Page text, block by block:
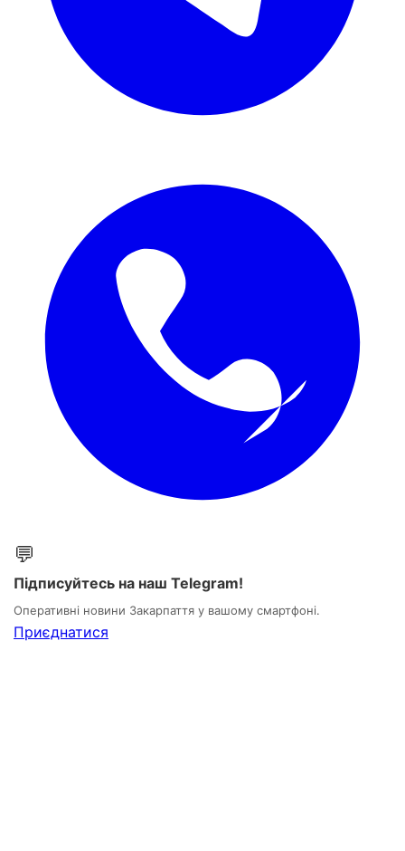
💬
Підписуйтесь на наш Telegram!
Оперативні новини Закарпаття у вашому смартфоні.
Приєднатися